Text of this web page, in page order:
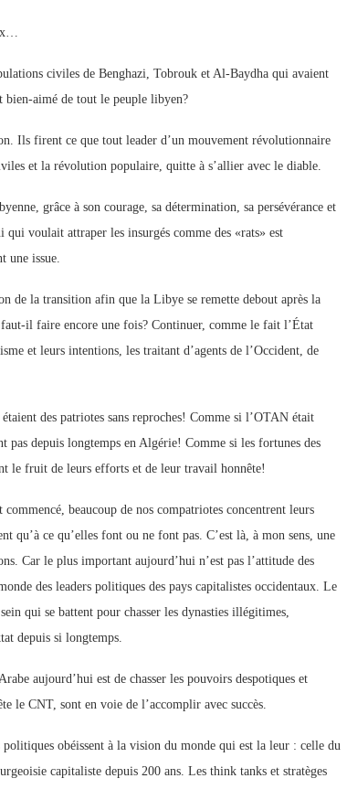
civiles de Benghazi, Tobrouk et Al-Baydha qui avaient
aimé de tout le peuple libyen?
Ils firent ce que tout leader d’un mouvement révolutionnaire
et la révolution populaire, quitte à s’allier avec le diable.
grâce à son courage, sa détermination, sa persévérance et
qui voulait attraper les insurgés comme des «rats» est
une issue.
de la transition afin que la Libye se remette debout après la
il faire encore une fois? Continuer, comme le fait l’État
et leurs intentions, les traitant d’agents de l’Occident, de
des patriotes sans reproches! Comme si l’OTAN était
pas depuis longtemps en Algérie! Comme si les fortunes des
le fruit de leurs efforts et de leur travail honnête!
beaucoup de nos compatriotes concentrent leurs
qu’à ce qu’elles font ou ne font pas. C’est là, à mon sens, une
Car le plus important aujourd’hui n’est pas l’attitude des
des leaders politiques des pays capitalistes occidentaux. Le
qui se battent pour chasser les dynasties illégitimes,
depuis si longtemps.
aujourd’hui est de chasser les pouvoirs despotiques et
le CNT, sont en voie de l’accomplir avec succès.
obéissent à la vision du monde qui est la leur : celle du
capitaliste depuis 200 ans. Les think tanks et stratèges